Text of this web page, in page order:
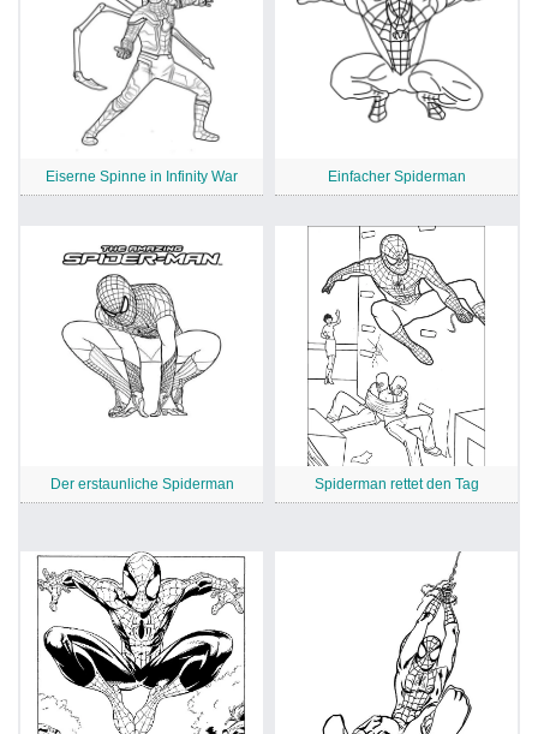
Eiserne Spinne in Infinity War Einfacher Spiderman
Der erstaunliche Spiderman Spiderman rettet den Tag